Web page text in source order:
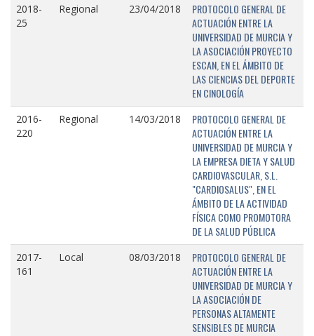
2018-
25
Regional 23/04/2018
PROTOCOLO GENERAL DE
ACTUACIÓN ENTRE LA
UNIVERSIDAD DE MURCIA Y
LA ASOCIACIÓN PROYECTO
ESCAN, EN EL ÁMBITO DE
LAS CIENCIAS DEL DEPORTE
EN CINOLOGÍA
2016-
220
Regional 14/03/2018
PROTOCOLO GENERAL DE
ACTUACIÓN ENTRE LA
UNIVERSIDAD DE MURCIA Y
LA EMPRESA DIETA Y SALUD
CARDIOVASCULAR, S.L.
"CARDIOSALUS", EN EL
ÁMBITO DE LA ACTIVIDAD
FÍSICA COMO PROMOTORA
DE LA SALUD PÚBLICA
2017-
161
Local 08/03/2018
PROTOCOLO GENERAL DE
ACTUACIÓN ENTRE LA
UNIVERSIDAD DE MURCIA Y
LA ASOCIACIÓN DE
PERSONAS ALTAMENTE
SENSIBLES DE MURCIA